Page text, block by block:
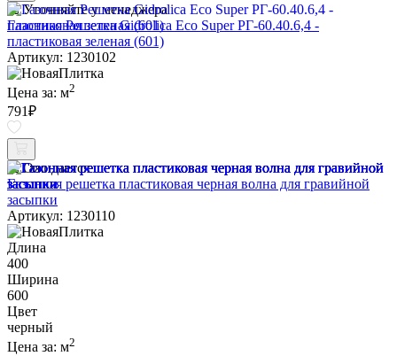
Уточняйте у менеджера
Газонная Решетка Gidrolica Eco Super РГ-60.40.6,4 -
пластиковая зеленая (601)
Артикул: 1230102
Цена за: м2
791₽
Ожидается
Газонная решетка пластиковая черная волна для гравийной
засыпки
Артикул: 1230110
Длина
400
Ширина
600
Цвет
черный
Цена за: м2